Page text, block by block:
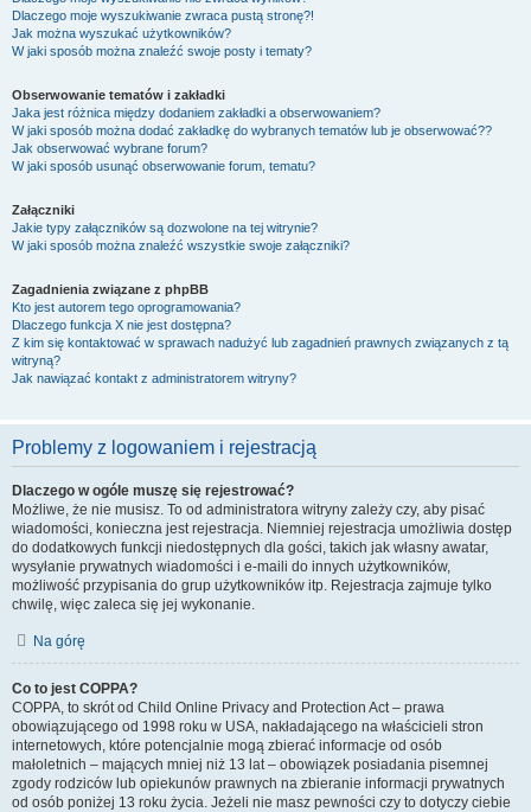
Dlaczego moje wyszukiwanie zwraca pustą stronę?!
Jak można wyszukać użytkowników?
W jaki sposób można znaleźć swoje posty i tematy?
Obserwowanie tematów i zakładki
Jaka jest różnica między dodaniem zakładki a obserwowaniem?
W jaki sposób można dodać zakładkę do wybranych tematów lub je obserwować??
Jak obserwować wybrane forum?
W jaki sposób usunąć obserwowanie forum, tematu?
Załączniki
Jakie typy załączników są dozwolone na tej witrynie?
W jaki sposób można znaleźć wszystkie swoje załączniki?
Zagadnienia związane z phpBB
Kto jest autorem tego oprogramowania?
Dlaczego funkcja X nie jest dostępna?
Z kim się kontaktować w sprawach nadużyć lub zagadnień prawnych związanych z tą
witryną?
Jak nawiązać kontakt z administratorem witryny?
Problemy z logowaniem i rejestracją
Dlaczego w ogóle muszę się rejestrować?
Możliwe, że nie musisz. To od administratora witryny zależy czy, aby pisać
wiadomości, konieczna jest rejestracja. Niemniej rejestracja umożliwia dostęp
do dodatkowych funkcji niedostępnych dla gości, takich jak własny awatar,
wysyłanie prywatnych wiadomości i e-maili do innych użytkowników,
możliwość przypisania do grup użytkowników itp. Rejestracja zajmuje tylko
chwilę, więc zaleca się jej wykonanie.
Na górę
Co to jest COPPA?
COPPA, to skrót od Child Online Privacy and Protection Act – prawa
obowiązującego od 1998 roku w USA, nakładającego na właścicieli stron
internetowych, które potencjalnie mogą zbierać informacje od osób
małoletnich – mających mniej niż 13 lat – obowiązek posiadania pisemnej
zgody rodziców lub opiekunów prawnych na zbieranie informacji prywatnych
od osób poniżej 13 roku życia. Jeżeli nie masz pewności czy to dotyczy ciebie